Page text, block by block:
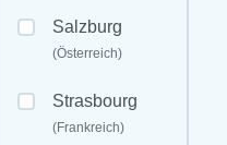
Salzburg
(Österreich)
Strasbourg
(Frankreich)